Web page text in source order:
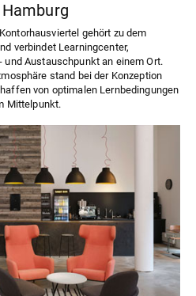
gehört zu dem
verbindet Learningcenter,
Austauschpunkt an einem Ort.
stand bei der Konzeption
von optimalen Lernbedingungen
Mittelpunkt.